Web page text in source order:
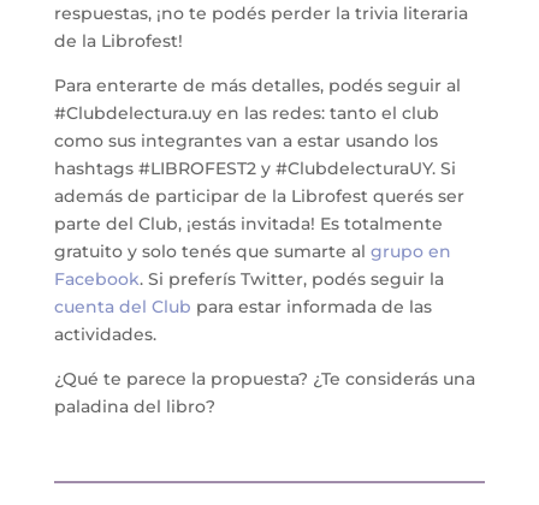
respuestas, ¡no te podés perder la trivia literaria
de la Librofest!
Para enterarte de más detalles, podés seguir al
#Clubdelectura.uy en las redes: tanto el club
como sus integrantes van a estar usando los
hashtags #LIBROFEST2 y #ClubdelecturaUY. Si
además de participar de la Librofest querés ser
parte del Club, ¡estás invitada! Es totalmente
gratuito y solo tenés que sumarte al grupo en
Facebook. Si preferís Twitter, podés seguir la
cuenta del Club para estar informada de las
actividades.
¿Qué te parece la propuesta? ¿Te considerás una
paladina del libro?